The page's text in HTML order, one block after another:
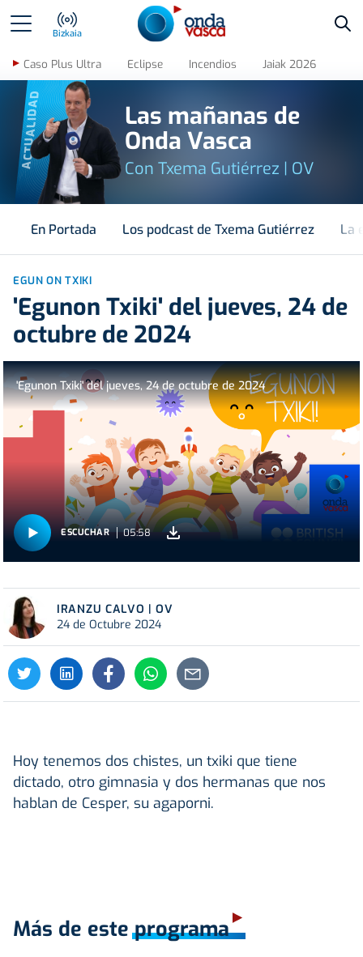
Bizkaia
Caso Plus Ultra Eclipse Incendios Jaiak 2026
ACTUALIDAD
Las mañanas de
Onda Vasca
Con Txema Gutiérrez | OV
En Portada Los podcast de Txema Gutiérrez La
EGUN ON TXIKI
'Egunon Txiki' del jueves, 24 de
octubre de 2024
'Egunon Txiki' del jueves, 24 de octubre de 2024
ESCUCHAR 05:58
IRANZU CALVO | OV
24 de Octubre 2024
Hoy tenemos dos chistes, un txiki que tiene
dictado, otro gimnasia y dos hermanas que nos
hablan de Cesper, su agaporni.
Más de este programa